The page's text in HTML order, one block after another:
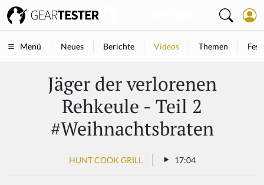
Menü Neues Berichte Videos Themen
Jäger der verlorenen
Rehkeule - Teil 2
#Weihnachtsbraten
HUNT COOK GRILL 17:04